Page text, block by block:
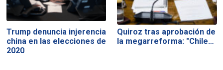
Trump denuncia injerencia
china en las elecciones de
2020
Quiroz tras aprobación de
la megarreforma: "Chile…